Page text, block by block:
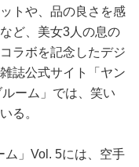
トや、品の良さを感
ど、美女3人の息の
ラボを記念したデジ
誌公式サイト「ヤン
ーム」では、笑い
る。
」Vol. 5には、空手